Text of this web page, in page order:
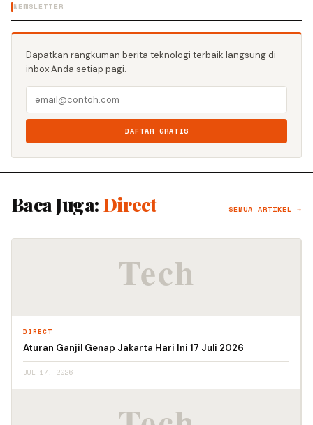
NEWSLETTER
Dapatkan rangkuman berita teknologi terbaik langsung di
inbox Anda setiap pagi.
DAFTAR GRATIS
Baca Juga: Direct SEMUA ARTIKEL →
DIRECT
Aturan Ganjil Genap Jakarta Hari Ini 17 Juli 2026
JUL 17, 2026